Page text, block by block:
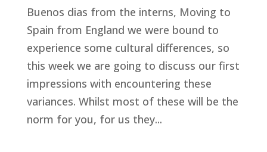
Buenos dias from the interns, Moving to
Spain from England we were bound to
experience some cultural differences, so
this week we are going to discuss our first
impressions with encountering these
variances. Whilst most of these will be the
norm for you, for us they...